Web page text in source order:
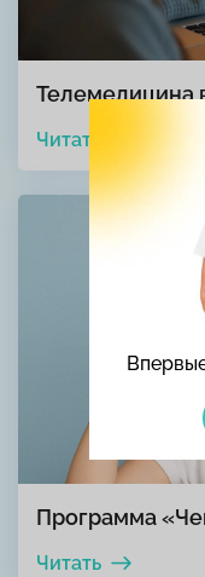
Телемедицина
Читать
Программа
Читать